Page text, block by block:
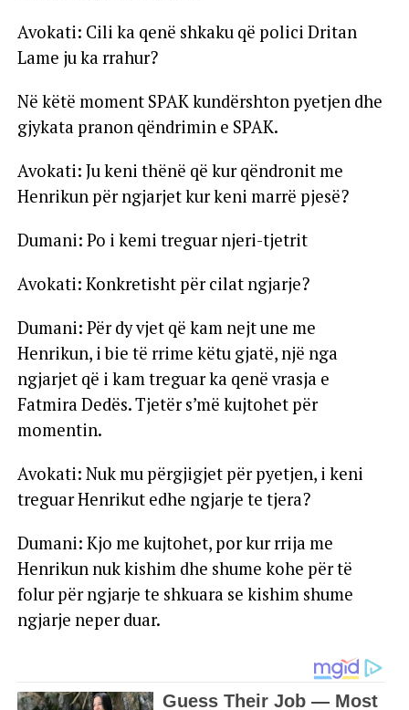
Avokati: Cili ka qenë shkaku që polici Dritan
Lame ju ka rrahur?
Në këtë moment SPAK kundërshton pyetjen dhe
gjykata pranon qëndrimin e SPAK.
Avokati: Ju keni thënë që kur qëndronit me
Henrikun për ngjarjet kur keni marrë pjesë?
Dumani: Po i kemi treguar njeri-tjetrit
Avokati: Konkretisht për cilat ngjarje?
Dumani: Për dy vjet që kam nejt une me
Henrikun, i bie të rrime këtu gjatë, një nga
ngjarjet që i kam treguar ka qenë vrasja e
Fatmira Dedës. Tjetër s’më kujtohet për
momentin.
Avokati: Nuk mu përgjigjet për pyetjen, i keni
treguar Henrikut edhe ngjarje te tjera?
Dumani: Kjo me kujtohet, por kur rrija me
Henrikun nuk kishim dhe shume kohe për të
folur për ngjarje te shkuara se kishim shume
ngjarje neper duar.